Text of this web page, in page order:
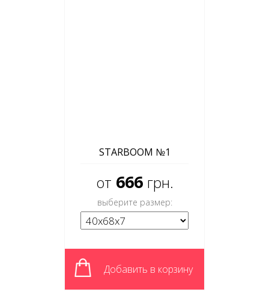
STARBOOM №1
от 666 грн.
выберите размер:
Добавить в корзину